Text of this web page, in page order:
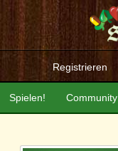
Registrieren
Community
Spielen!